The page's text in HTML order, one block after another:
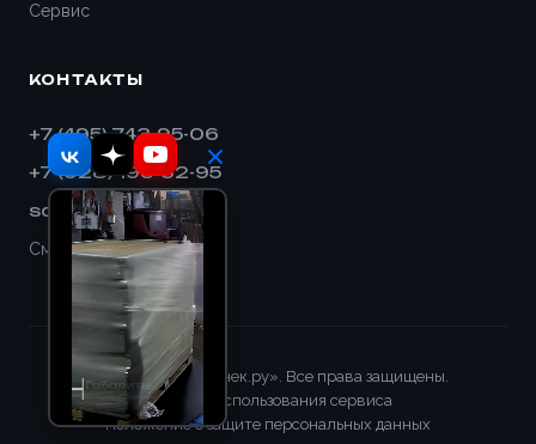
Сервис
КОНТАКТЫ
+7 (495) 743-95-06
+7 (928) 193-32-95
sales@shnek.ru
Смотреть на карте
© 2008–2026 «Шнек.ру». Все права защищены.
Правила использования сервиса
Положение о защите персональных данных